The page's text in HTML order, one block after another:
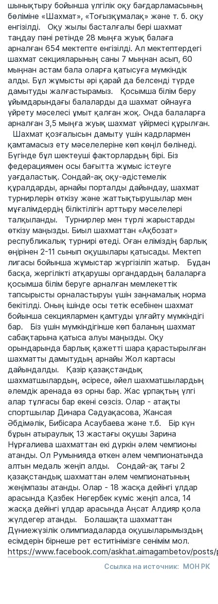
шынықтыру бойынша үлгілік оқу бағдарламасының
бөліміне «Шахмат», «Тоғызқұмалақ» және т. б. оқу
енгізілді. Оқу жылы басталғалы бері шахмат
таңдау пәні ретінде 28 мыңға жуық балаға
арналған 654 мектепте енгізілді. Ал мектептердегі
шахмат секцияларының саны 7 мыңнан асып, 60
мыңнан астам бала оларға қатысуға мүмкіндік
алды. Бұл жұмысты әрі қарай да белсенді түрде
дамытуды жалғастырамыз. Қосымша білім беру
ұйымдарындағы балаларды да шахмат ойнауға
үйрету мәселесі ұмыт қалған жоқ. Онда балаларға
арналған 3,5 мыңға жуық шахмат үйірмесі құрылған.
Шахмат қозғалысын дамыту үшін кадрлармен
қамтамасыз ету мәселелеріне көп көңіл бөлінеді.
Бүгінде бұл шектеуші факторлардың бірі. Біз
федерациямен осы бағытта жұмыс істеуге
уағдаластық. Сондай-ақ оқу-әдістемелік
құралдарды, арнайы порталды дайындау, шахмат
турнирлерін өткізу және жаттықтырушылар мен
мұғалімдердің біліктілігін арттыру мәселелері
талқыланды. Турнирлер мен түрлі жарыстарды
өткізу маңызды. Биыл шахматтан «Ақбозат»
республикалық турнирі өтеді. Оған еліміздің барлық
өңірінен 2-11 сынып оқушылары қатысады. Мектеп
лигасы бойынша жұмыстар жүргізіліп жатыр. Бұдан
басқа, жергілікті атқарушы органдардың балаларға
қосымша білім беруге арналған мемлекеттік
тапсырысты орналастыруы үшін заңнамалық норма
бекітілді. Оның ішінде осы тетік есебінен шахмат
бойынша секциялармен қамтуды ұлғайту мүмкіндігі
бар. Біз үшін мүмкіндігінше көп баланың шахмат
сабақтарына қатыса алуы маңызды. Оқу
орындарында барлық қажетті шара қарастырылған
шахматты дамытудың арнайы Жол картасы
дайындалды. Қазір қазақстандық
шахматшылардың, әсіресе, әйел шахматшылардың
әлемдік аренада өз орны бар. Жас ұрпақтың үлгі
алар тұлғасы бар екені сөзсіз. Олар - атақты
спортшылар Динара Сәдуақасова, Жансая
Әбдімәлік, Бибісара Асаубаева және т.б. Бір күн
бұрын атыраулық 13 жастағы оқушы Зарина
Нұрғалиева шахматтан екі дүркін әлем чемпионы
атанды. Ол Румынияда өткен әлем чемпионатында
алтын медаль жеңіп алды. Сондай-ақ тағы 2
қазақстандық шахматтан әлем чемпионатының
жеңімпазы атанды. Олар - 18 жасқа дейінгі ұлдар
арасында Қазбек Нөгербек күміс жеңіп алса, 14
жасқа дейінгі ұлдар арасында Аңсат Алдияр қола
жүлдегер атанды. Болашақта шахматтан
Дүниежүзілік олимпиадаларда оқушыларымыздың
есімдерін бірнеше рет еститінімізге сенімім мол.
https://www.facebook.com/askhat.aimagambetov/
Ссылка на источник: МОН РК